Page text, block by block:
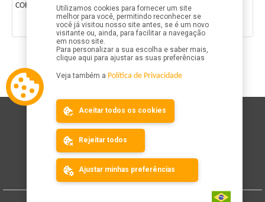
CORRIDA X-TRACK RUNNING CLUB
Mapa do Site
Calendário
Resultados
Organizador
Cadastre seu evento
Fale Conosco
Utilizamos cookies para fornecer um site
melhor para você, permitindo reconhecer se
você já visitou nosso site antes, se é um novo
visitante ou, ainda, para facilitar a navegação
em nosso site.
Para personalizar a sua escolha e saber mais,
clique aqui para ajustar as suas preferências
Veja também a Política de Privacidade
Aceitar todos os cookies
Rejeitar todos
Ajustar minhas preferências